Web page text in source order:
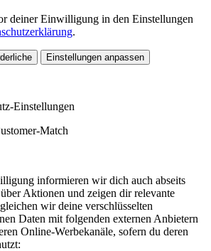
deiner Einwilligung in den Einstellungen
.
Einstellungen anpassen
Einstellungen
Match
informieren wir dich auch abseits
Aktionen und zeigen dir relevante
wir deine verschlüsselten
Daten mit folgenden externen Anbietern
Online-Werbekanäle, sofern du deren